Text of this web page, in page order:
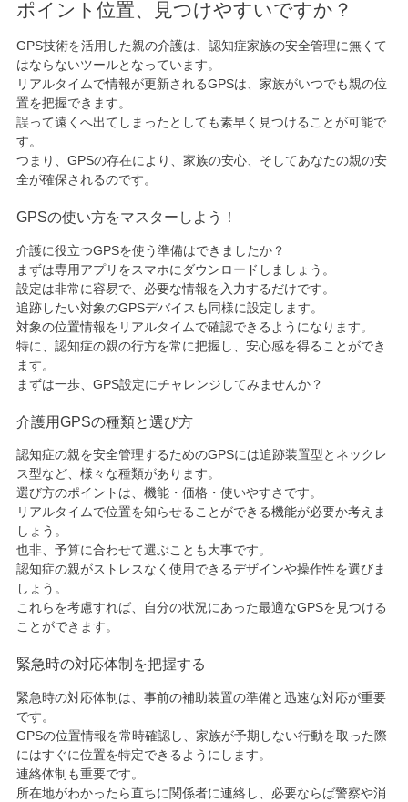
ポイント位置、見つけやすいですか？
GPS技術を活用した親の介護は、認知症家族の安全管理に無くて
はならないツールとなっています。
リアルタイムで情報が更新されるGPSは、家族がいつでも親の位
置を把握できます。
誤って遠くへ出てしまったとしても素早く見つけることが可能で
す。
つまり、GPSの存在により、家族の安心、そしてあなたの親の安
全が確保されるのです。
GPSの使い方をマスターしよう！
介護に役立つGPSを使う準備はできましたか？
まずは専用アプリをスマホにダウンロードしましょう。
設定は非常に容易で、必要な情報を入力するだけです。
追跡したい対象のGPSデバイスも同様に設定します。
対象の位置情報をリアルタイムで確認できるようになります。
特に、認知症の親の行方を常に把握し、安心感を得ることができ
ます。
まずは一歩、GPS設定にチャレンジしてみませんか？
介護用GPSの種類と選び方
認知症の親を安全管理するためのGPSには追跡装置型とネックレ
ス型など、様々な種類があります。
選び方のポイントは、機能・価格・使いやすさです。
リアルタイムで位置を知らせることができる機能が必要か考えま
しょう。
也非、予算に合わせて選ぶことも大事です。
認知症の親がストレスなく使用できるデザインや操作性を選びま
しょう。
これらを考慮すれば、自分の状況にあった最適なGPSを見つける
ことができます。
緊急時の対応体制を把握する
緊急時の対応体制は、事前の補助装置の準備と迅速な対応が重要
です。
GPSの位置情報を常時確認し、家族が予期しない行動を取った際
にはすぐに位置を特定できるようにします。
連絡体制も重要です。
所在地がわかったら直ちに関係者に連絡し、必要ならば警察や消